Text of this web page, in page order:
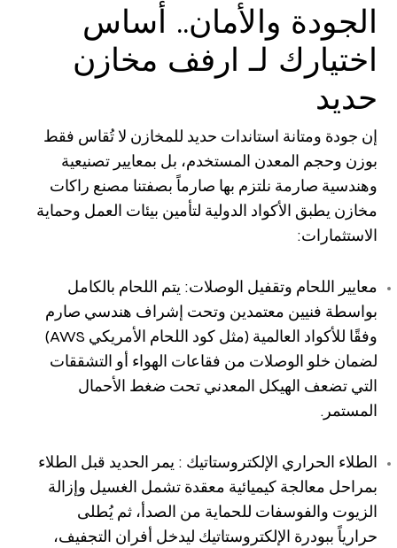
الجودة والأمان.. أساس
اختيارك لـ ارفف مخازن
حديد
إن جودة ومتانة استاندات حديد للمخازن لا تُقاس فقط
بوزن وحجم المعدن المستخدم، بل بمعايير تصنيعية
وهندسية صارمة نلتزم بها صارماً بصفتنا مصنع راكات
مخازن يطبق الأكواد الدولية لتأمين بيئات العمل وحماية
الاستثمارات:
معايير اللحام وتقفيل الوصلات: يتم اللحام بالكامل
بواسطة فنيين معتمدين وتحت إشراف هندسي صارم
وفقًا للأكواد العالمية (مثل كود اللحام الأمريكي AWS)
لضمان خلو الوصلات من فقاعات الهواء أو التشققات
التي تضعف الهيكل المعدني تحت ضغط الأحمال
المستمر.
الطلاء الحراري الإلكتروستاتيك : يمر الحديد قبل الطلاء
بمراحل معالجة كيميائية معقدة تشمل الغسيل وإزالة
الزيوت والفوسفات للحماية من الصدأ، ثم يُطلى
حرارياً ببودرة الإلكتروستاتيك ليدخل أفران التجفيف،